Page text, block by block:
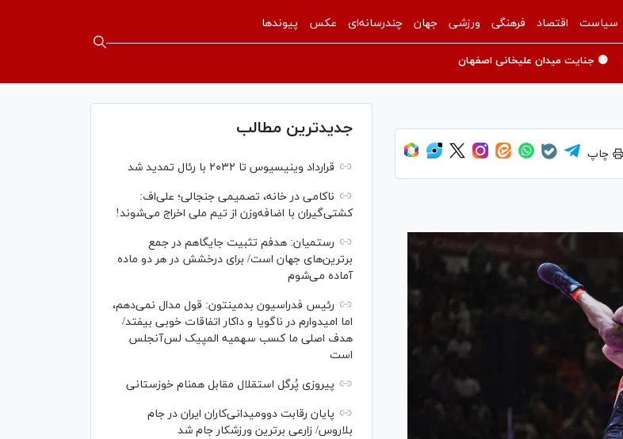
سیاست اقتصاد فرهنگی ورزشی جهان چندرسانه‌ای عکس پیوندها
🟡 جنایت میدان علیخانی اصفهان
چاپ
جدیدترین مطالب
قرارداد وینیسیوس تا ۲۰۳۲ با رئال‌ تمدید شد
ناکامی در خانه، تصمیمی جنجالی؛ علی‌اف:
کشتی‌گیران با اضافه‌وزن از تیم ملی اخراج می‌شوند!
رستمیان: هدفم تثبیت جایگاهم در جمع
برترین‌های جهان است/ برای درخشش در هر دو ماده
آماده می‌شوم
رئیس فدراسیون بدمینتون: قول مدال نمی‌دهم،
اما امیدوارم در ناگویا و داکار اتفاقات خوبی بیفتد/
هدف اصلی ما کسب سهمیه المپیک لس‌آنجلس
است
پیروزی پُرگل استقلال مقابل همنام خوزستانی
پایان رقابت دوومیدانی‌کاران ایران در جام
بلاروس/ زارعی برترین ورزشکار جام شد